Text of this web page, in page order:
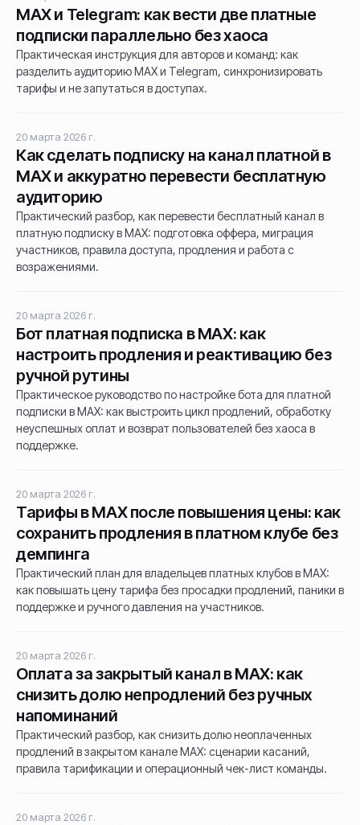
MAX и Telegram: как вести две платные
подписки параллельно без хаоса
Практическая инструкция для авторов и команд: как
разделить аудиторию MAX и Telegram, синхронизировать
тарифы и не запутаться в доступах.
20 марта 2026 г.
Как сделать подписку на канал платной в
MAX и аккуратно перевести бесплатную
аудиторию
Практический разбор, как перевести бесплатный канал в
платную подписку в MAX: подготовка оффера, миграция
участников, правила доступа, продления и работа с
возражениями.
20 марта 2026 г.
Бот платная подписка в MAX: как
настроить продления и реактивацию без
ручной рутины
Практическое руководство по настройке бота для платной
подписки в MAX: как выстроить цикл продлений, обработку
неуспешных оплат и возврат пользователей без хаоса в
поддержке.
20 марта 2026 г.
Тарифы в MAX после повышения цены: как
сохранить продления в платном клубе без
демпинга
Практический план для владельцев платных клубов в MAX:
как повышать цену тарифа без просадки продлений, паники в
поддержке и ручного давления на участников.
20 марта 2026 г.
Оплата за закрытый канал в MAX: как
снизить долю непродлений без ручных
напоминаний
Практический разбор, как снизить долю неоплаченных
продлений в закрытом канале MAX: сценарии касаний,
правила тарификации и операционный чек-лист команды.
20 марта 2026 г.